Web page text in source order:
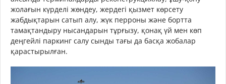
жолағын күрделі жөндеу, жердегі қызмет көрсету
жабдықтарын сатып алу, жүк перроны және бортта
тамақтандыру нысандарын тұрғызу, қонақ үй мен көп
деңгейлі паркинг салу сынды тағы да басқа жобалар
қарастырылған.